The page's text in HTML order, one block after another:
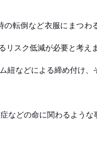
転倒など衣服にまつわ
スク低減が必要と考えま
紐などによる締め付け、